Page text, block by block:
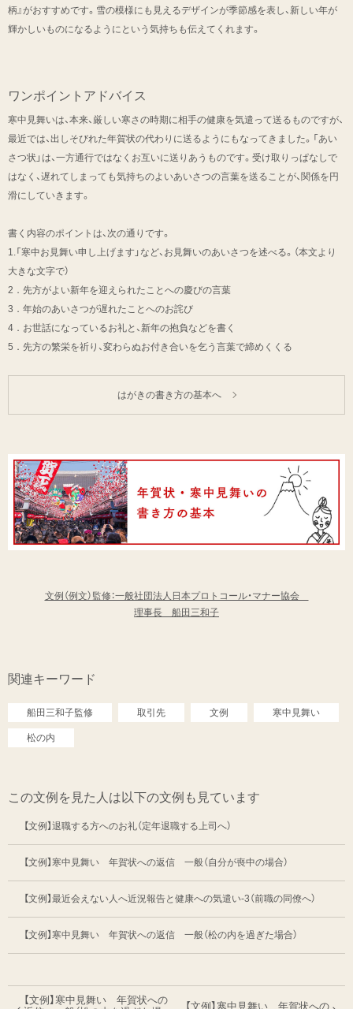
柄』がおすすめです。雪の模様にも見えるデザインが季節感を表し、新しい年が
輝かしいものになるようにという気持ちも伝えてくれます。
ワンポイントアドバイス
寒中見舞いは、本来、厳しい寒さの時期に相手の健康を気遣って送るものですが、
最近では、出しそびれた年賀状の代わりに送るようにもなってきました。「あい
さつ状」は、一方通行ではなくお互いに送りあうものです。受け取りっぱなしで
はなく、遅れてしまっても気持ちのよいあいさつの言葉を送ることが、関係を円
滑にしていきます。
書く内容のポイントは、次の通りです。
1.「寒中お見舞い申し上げます」など、お見舞いのあいさつを述べる。（本文より
大きな文字で）
2．先方がよい新年を迎えられたことへの慶びの言葉
3．年始のあいさつが遅れたことへのお詫び
4．お世話になっているお礼と、新年の抱負などを書く
5．先方の繁栄を祈り、変わらぬお付き合いを乞う言葉で締めくくる
はがきの書き方の基本へ
文例（例文）監修：一般社団法人日本プロトコール・マナー協会
理事長 船田三和子
関連キーワード
船田三和子監修 取引先 文例 寒中見舞い
松の内
この文例を見た人は以下の文例も見ています
【文例】退職する方へのお礼（定年退職する上司へ）
【文例】寒中見舞い 年賀状への返信 一般（自分が喪中の場合）
【文例】最近会えない人へ近況報告と健康への気遣い-3（前職の同僚へ）
【文例】寒中見舞い 年賀状への返信 一般（松の内を過ぎた場合）
【文例】寒中見舞い 年賀状への
【文例】寒中見舞い 年賀状への